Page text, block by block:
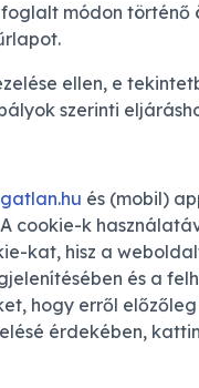
módon történő
ellen, e
szerinti
és (mobil)
cookie-k
hisz a
és a
hogy erről
érdekében,